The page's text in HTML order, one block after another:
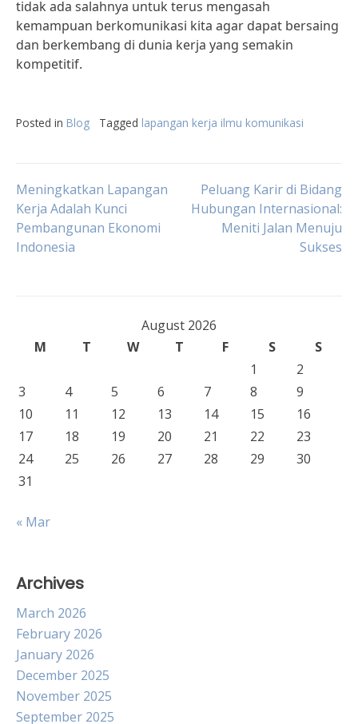
tidak ada salahnya untuk terus mengasah
kemampuan berkomunikasi kita agar dapat bersaing
dan berkembang di dunia kerja yang semakin
kompetitif.
Posted in Blog Tagged lapangan kerja ilmu komunikasi
Post
navigation
Meningkatkan Lapangan
Kerja Adalah Kunci
Pembangunan Ekonomi
Indonesia
Peluang Karir di Bidang
Hubungan Internasional:
Meniti Jalan Menuju
Sukses
August 2026
M
T W T F S
S
1
2
3
4 5 6 7 8
9
10
11 12 13 14 15
16
17
18 19 20 21 22
23
24
25 26 27 28 29
30
31
« Mar
Archives
March 2026
February 2026
January 2026
December 2025
November 2025
September 2025